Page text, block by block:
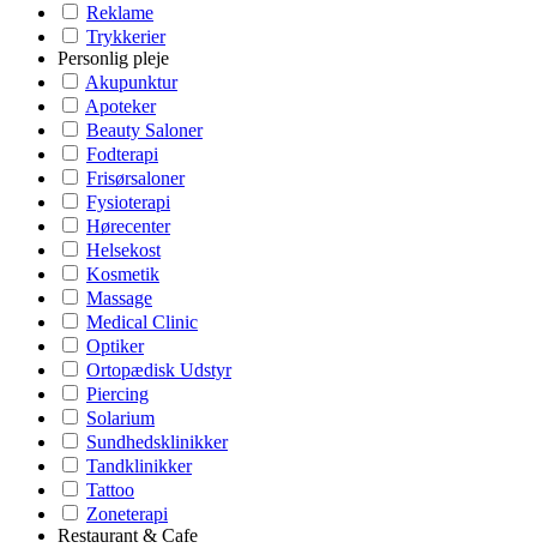
Reklame
Trykkerier
Personlig pleje
Akupunktur
Apoteker
Beauty Saloner
Fodterapi
Frisørsaloner
Fysioterapi
Hørecenter
Helsekost
Kosmetik
Massage
Medical Clinic
Optiker
Ortopædisk Udstyr
Piercing
Solarium
Sundhedsklinikker
Tandklinikker
Tattoo
Zoneterapi
Restaurant & Cafe